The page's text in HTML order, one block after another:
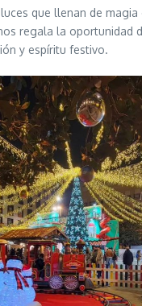
que llenan de
regala la oportunidad
y espíritu festivo.